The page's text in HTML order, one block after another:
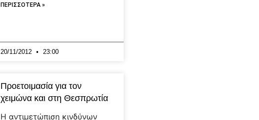
ΠΕΡΙΣΣΟΤΕΡΑ »
20/11/2012 23:00
Προετοιμασία για τον
χειμώνα και στη Θεσπρωτία
Η αντιμετώπιση κινδύνων